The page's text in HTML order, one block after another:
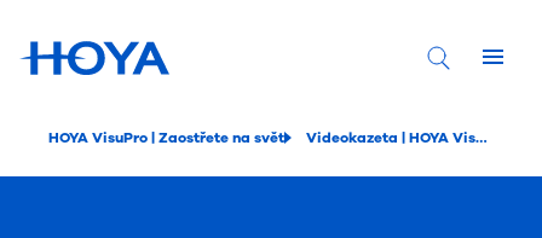
HOYA VisuPro | Zaostřete na svět Videokazeta | HOYA VisuPro